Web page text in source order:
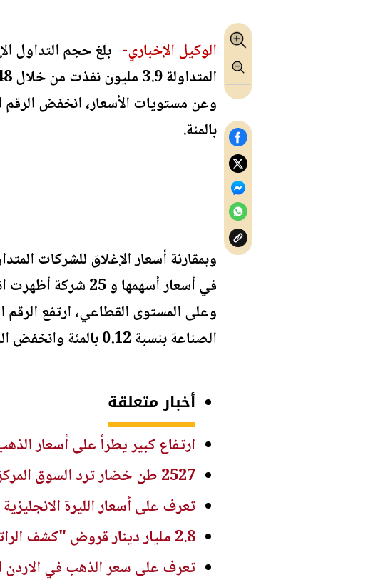
الوكيل الإخباري-
المتداولة 3.9 مليون نفذت من خلال 2648 عقداً.
بالمئة.
في أسعار أسهمها و 25 شركة أظهرت انخفاضاً في أسعار أسهمها.
الصناعة بنسبة 0.12 بالمئة وانخفض الرقم القياسي في القطاع المالي بنسبة 0.06 بالمئة.
أخبار متعلقة
ارتفاع كبير يطرأ على أسعار
2527 طن خضار ترد السوق المركزي اليوم
تعرف على أسعار الليرة
2.8 مليار دينار قروض "كشف الراتب" خلال النصف الأول من 2026
تعرف على سعر الذهب في الاردن